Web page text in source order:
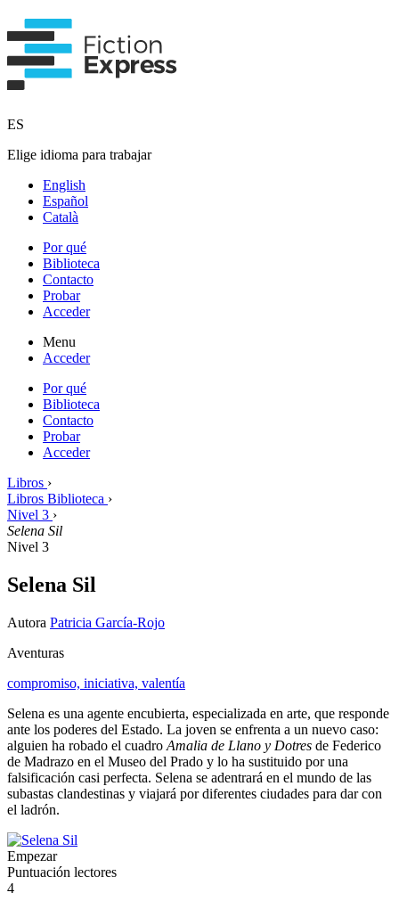
ES
Elige idioma para trabajar
English
Español
Català
Por qué
Biblioteca
Contacto
Probar
Acceder
Menu
Acceder
Por qué
Biblioteca
Contacto
Probar
Acceder
Libros ›
Libros Biblioteca ›
Nivel 3 ›
Selena Sil
Nivel 3
Selena Sil
Autora Patricia García-Rojo
Aventuras
compromiso, iniciativa, valentía
Selena es una agente encubierta, especializada en arte, que responde
ante los poderes del Estado. La joven se enfrenta a un nuevo caso:
alguien ha robado el cuadro Amalia de Llano y Dotres de Federico
de Madrazo en el Museo del Prado y lo ha sustituido por una
falsificación casi perfecta. Selena se adentrará en el mundo de las
subastas clandestinas y viajará por diferentes ciudades para dar con
el ladrón.
Empezar
Puntuación lectores
4